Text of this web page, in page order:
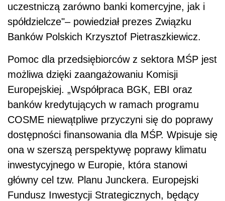
uczestniczą zarówno banki komercyjne, jak i
spółdzielcze"– powiedział prezes Związku
Banków Polskich Krzysztof Pietraszkiewicz.
Pomoc dla przedsiębiorców z sektora MŚP jest
możliwa dzięki zaangażowaniu Komisji
Europejskiej. „Współpraca BGK, EBI oraz
banków kredytujących w ramach programu
COSME niewątpliwe przyczyni się do poprawy
dostępności finansowania dla MŚP. Wpisuje się
ona w szerszą perspektywę poprawy klimatu
inwestycyjnego w Europie, która stanowi
główny cel tzw. Planu Junckera. Europejski
Fundusz Inwestycji Strategicznych, będący